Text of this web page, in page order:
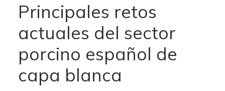
Principales retos
actuales del sector
porcino español de
capa blanca